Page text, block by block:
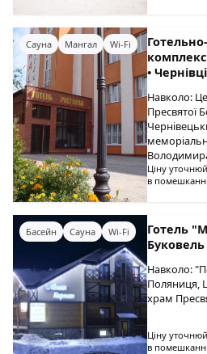
Сауна Мангал Wi-Fi
• Чернівці
Навколо:
Пресвятої
Ціну
в помешканні
Басейн Сауна Wi-Fi
Готель
Навколо:
Поляниця,
храм
Ціну
в помешканні